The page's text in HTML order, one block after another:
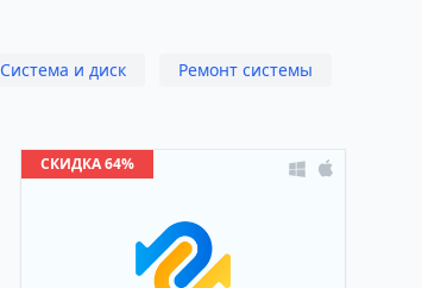
Система и диск Ремонт системы
СКИДКА 64%